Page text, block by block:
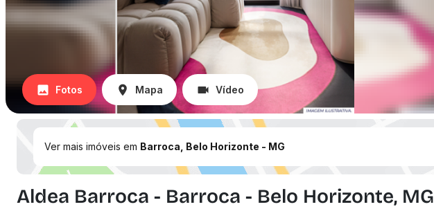
Fotos Mapa Vídeo
Ver mais imóveis em Barroca, Belo Horizonte - MG
Aldea Barroca - Barroca - Belo Horizonte, MG